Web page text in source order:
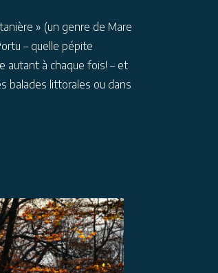
» (un genre de Mare
– quelle pépite
autant à chaque fois! – et
balades littorales ou dans